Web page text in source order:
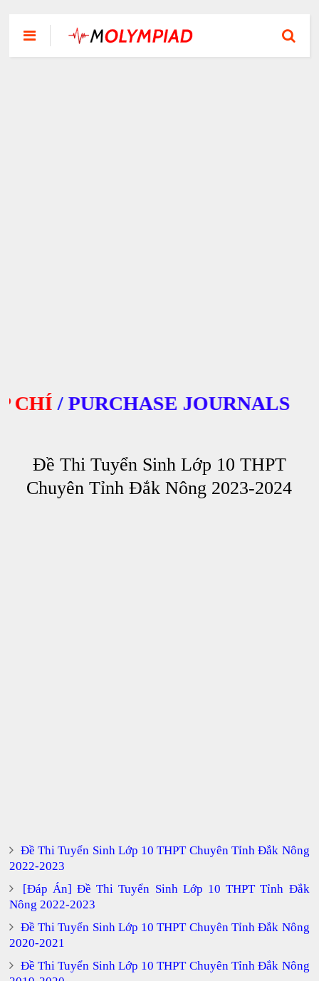
/PURCHASE JOURNALS
Đề Thi Tuyển Sinh Lớp 10 THPT
Chuyên Tỉnh Đắk Nông 2023-2024
Đề Thi Tuyển Sinh Lớp 10 THPT Chuyên Tỉnh Đắk Nông
2022-2023
[Đáp Án] Đề Thi Tuyển Sinh Lớp 10 THPT Tỉnh Đắk
Nông 2022-2023
Đề Thi Tuyển Sinh Lớp 10 THPT Chuyên Tỉnh Đắk Nông
2020-2021
Đề Thi Tuyển Sinh Lớp 10 THPT Chuyên Tỉnh Đắk Nông